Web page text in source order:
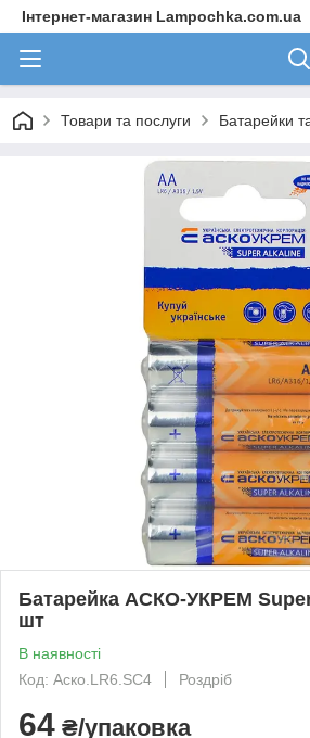
Інтернет-магазин Lampochka.com.ua
Товари та послуги Батарейки
Батарейка АСКО-УКРЕМ
шт
В наявності
Код: Аско.LR6.SC4
Роздріб
64 ₴/упаковка